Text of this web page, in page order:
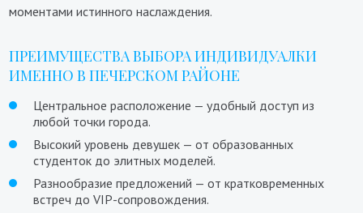
моментами истинного наслаждения.
ПРЕИМУЩЕСТВА ВЫБОРА ИНДИВИДУАЛКИ
ИМЕННО В ПЕЧЕРСКОМ РАЙОНЕ
Центральное расположение — удобный доступ из
любой точки города.
Высокий уровень девушек — от образованных
студенток до элитных моделей.
Разнообразие предложений — от кратковременных
встреч до VIP-сопровождения.